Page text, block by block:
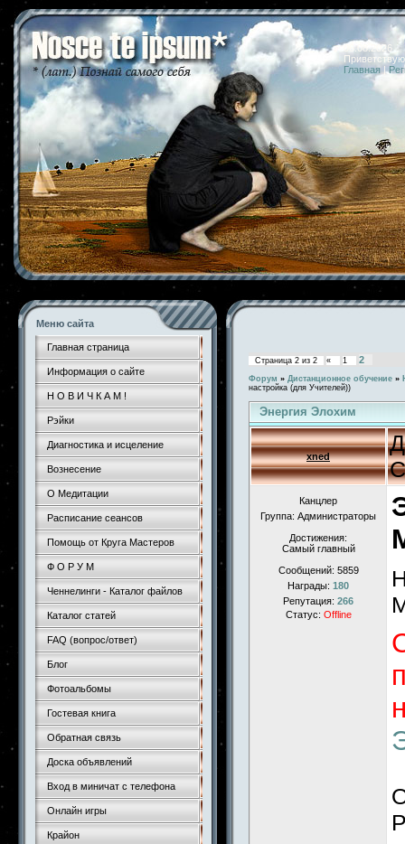
06.08.2026
Главная |
Меню сайта
Главная страница
Информация о сайте
Н О В И Ч К А М !
Рэйки
Диагностика и исцеление
Вознесение
О Медитации
Расписание сеансов
Помощь от Круга Мастеров
Ф О Р У М
Ченнелинги - Каталог файлов
Каталог статей
FAQ (вопрос/ответ)
Блог
Фотоальбомы
Гостевая книга
Обратная связь
Доска объявлений
Вход в миничат с телефона
Онлайн игры
Крайон
Страница 2 из 2 « 1 2
Форум » Дистанционное обучение »
настройка (для Учителей))
Энергия Элохим
xned
Канцлер
Группа: Администраторы
Достижения:
Самый главный
Сообщений: 5859
Награды: 180
Репутация: 266
Статус: Offline